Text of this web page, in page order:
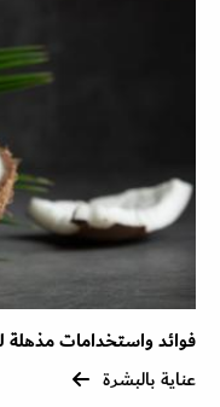
فوائد واستخدامات مذهلة
عناية بالبشرة